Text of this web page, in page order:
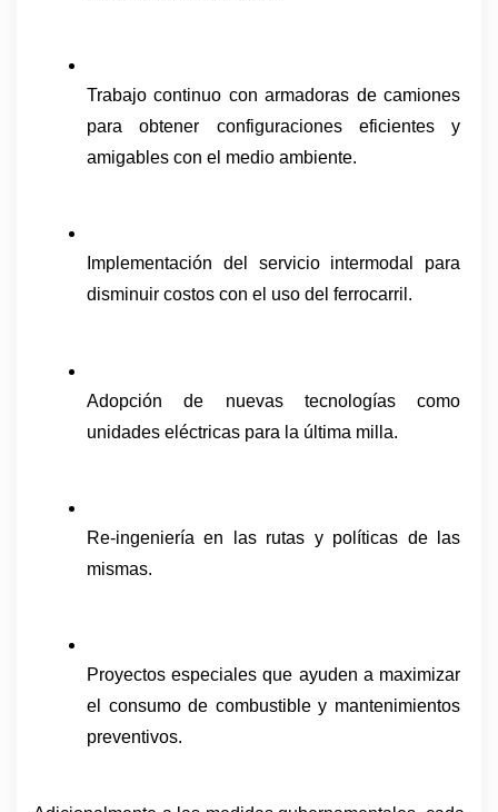
Trabajo continuo con armadoras de camiones
para obtener configuraciones eficientes y
amigables con el medio ambiente.
Implementación del servicio intermodal para
disminuir costos con el uso del ferrocarril.
Adopción de nuevas tecnologías como
unidades eléctricas para la última milla.
Re-ingeniería en las rutas y políticas de las
mismas.
Proyectos especiales que ayuden a maximizar
el consumo de combustible y mantenimientos
preventivos.